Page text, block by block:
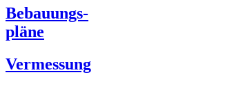
Bebauungs-
pläne
Vermessung